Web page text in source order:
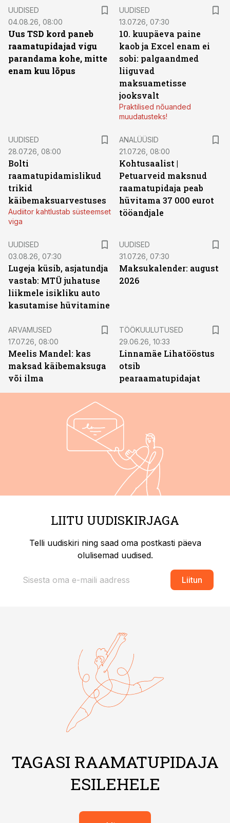
UUDISED
04.08.26, 08:00
Uus TSD kord paneb
raamatupidajad vigu
parandama kohe, mitte
enam kuu lõpus
UUDISED
13.07.26, 07:30
10. kuupäeva paine
kaob ja Excel enam ei
sobi: palgaandmed
liiguvad
maksuametisse
jooksvalt
Praktilised nõuanded
muudatusteks!
UUDISED
28.07.26, 08:00
Bolti
raamatupidamislikud
trikid
käibemaksuarvestuses
Audiitor kahtlustab süsteemset
viga
ANALÜÜSID
21.07.26, 08:00
Kohtusaalist |
Petuarveid maksnud
raamatupidaja peab
hüvitama 37 000 eurot
tööandjale
UUDISED
03.08.26, 07:30
Lugeja küsib, asjatundja
vastab: MTÜ juhatuse
liikmele isikliku auto
kasutamise hüvitamine
UUDISED
31.07.26, 07:30
Maksukalender: august
2026
ARVAMUSED
17.07.26, 08:00
Meelis Mandel: kas
maksad käibemaksuga
või ilma
TÖÖKUULUTUSED
29.06.26, 10:33
Linnamäe Lihatööstus
otsib
pearaamatupidajat
LIITU UUDISKIRJAGA
Telli uudiskiri ning saad oma postkasti päeva
olulisemad uudised.
Liitun
TAGASI RAAMATUPIDAJA
ESILEHELE